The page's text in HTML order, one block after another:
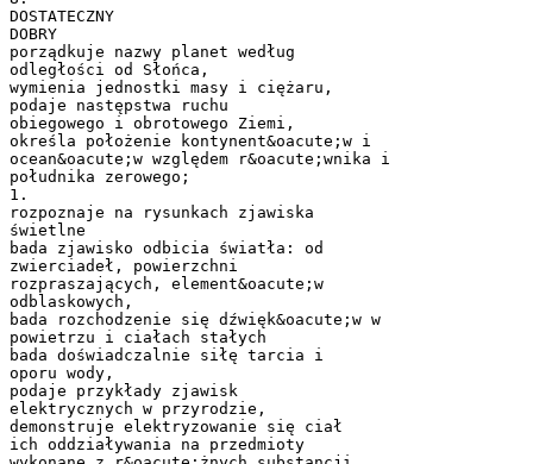
DOSTATECZNY
DOBRY
porządkuje nazwy planet według
odległości od Słońca,
wymienia jednostki masy i ciężaru,
podaje następstwa ruchu
obiegowego i obrotowego Ziemi,
określa położenie kontynent&oacute;w i
ocean&oacute;w względem r&oacute;wnika i
południka zerowego;
1.
rozpoznaje na rysunkach zjawiska
świetlne
bada zjawisko odbicia światła: od
zwierciadeł, powierzchni
rozpraszających, element&oacute;w
odblaskowych,
bada rozchodzenie się dźwięk&oacute;w w
powietrzu i ciałach stałych
bada doświadczalnie siłę tarcia i
oporu wody,
podaje przykłady zjawisk
elektrycznych w przyrodzie,
demonstruje elektryzowanie się ciał
ich oddziaływania na przedmioty